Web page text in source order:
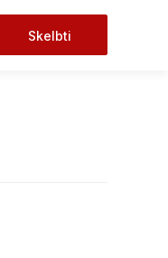
Skelbti